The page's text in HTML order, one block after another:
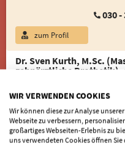
030 -
zum Profil
Dr. Sven Kurth, M.Sc.
zahnärztliche Prothetik),
Zertifizierter
Chirurgie und Implantat-
Dr.
13595
WIR VERWENDEN COOKIES
Wir können diese zur Analyse
Webseite zu verbessern,
großartiges Webseiten-Erlebnis zu
uns verwendeten Cookies öffnen